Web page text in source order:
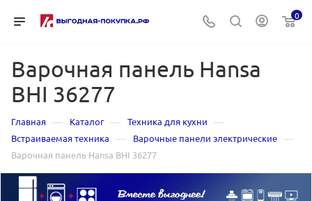
0
Варочная панель Hansa
BHI 36277
Главная — Каталог — Техника для кухни —
Встраиваемая техника — Варочные панели электрические —
Варочная панель Hansa BHI 36277